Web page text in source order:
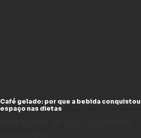
Café gelado: por que a bebida conquistou
espaço nas dietas